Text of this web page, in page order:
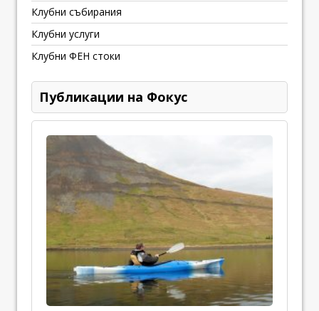
Клубни събирания
Клубни услуги
Клубни ФЕН стоки
Публикации на Фокус